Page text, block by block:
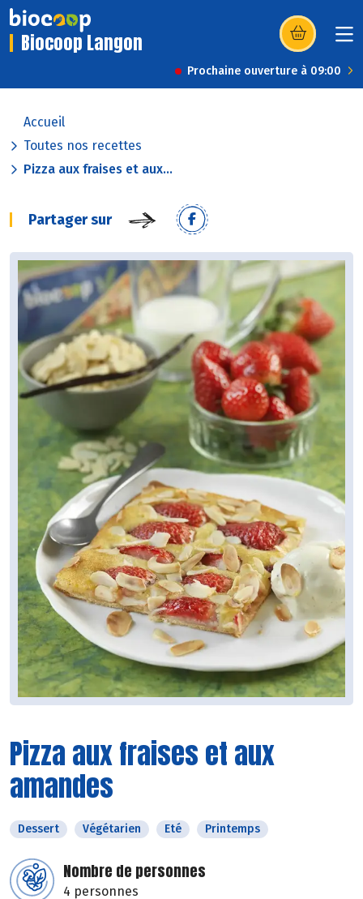
Biocoop Langon (s’ouvre dans
Prochaine ouverture à 09:00
Accueil
Toutes nos recettes
Pizza aux fraises et aux...
Partager sur
Pizza aux fraises et aux
amandes
Dessert Végétarien Eté Printemps
Nombre de personnes
4 personnes